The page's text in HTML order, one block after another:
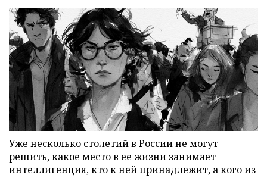
Уже несколько столетий в России не могут
решить, какое место в ее жизни занимает
интеллигенция, кто к ней принадлежит, а кого из